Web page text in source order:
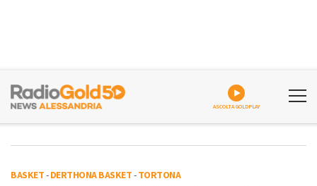
ASCOLTA GOLDPLAY
BASKET-DERTHONA BASKET-TORTONA